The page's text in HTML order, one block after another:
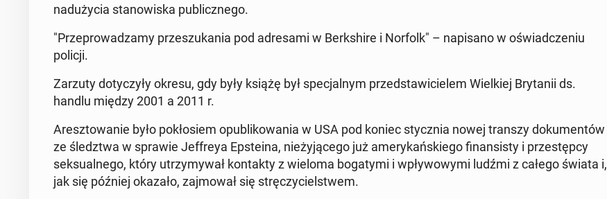
nad­uży­cia sta­no­wi­ska pu­blicz­ne­go.
"Prze­pro­wa­dza­my prze­szu­ka­nia pod ad­re­sa­mi w Berk­shi­re i Norfolk" – na­pi­sa­no w oświad­cze­niu
policji.
Zarzuty do­ty­czy­ły okresu, gdy były książę był spe­cjal­nym przed­sta­wi­cie­lem Wiel­kiej Bry­ta­nii ds.
handlu między 2001 a 2011 r.
Aresz­to­wa­nie było po­kło­siem opu­bli­ko­wa­nia w USA pod koniec stycz­nia nowej transzy do­ku­men­tów
ze śledz­twa w sprawie Jef­freya Ep­ste­ina, nie­ży­ją­ce­go już ame­ry­kań­skie­go fi­nan­si­sty i prze­stęp­cy
sek­su­al­ne­go, który utrzy­my­wał kon­tak­ty z wieloma bo­ga­ty­mi i wpły­wo­wy­mi ludźmi z całego świata i,
jak się później okazało, zaj­mo­wał się strę­czy­ciel­stwem.